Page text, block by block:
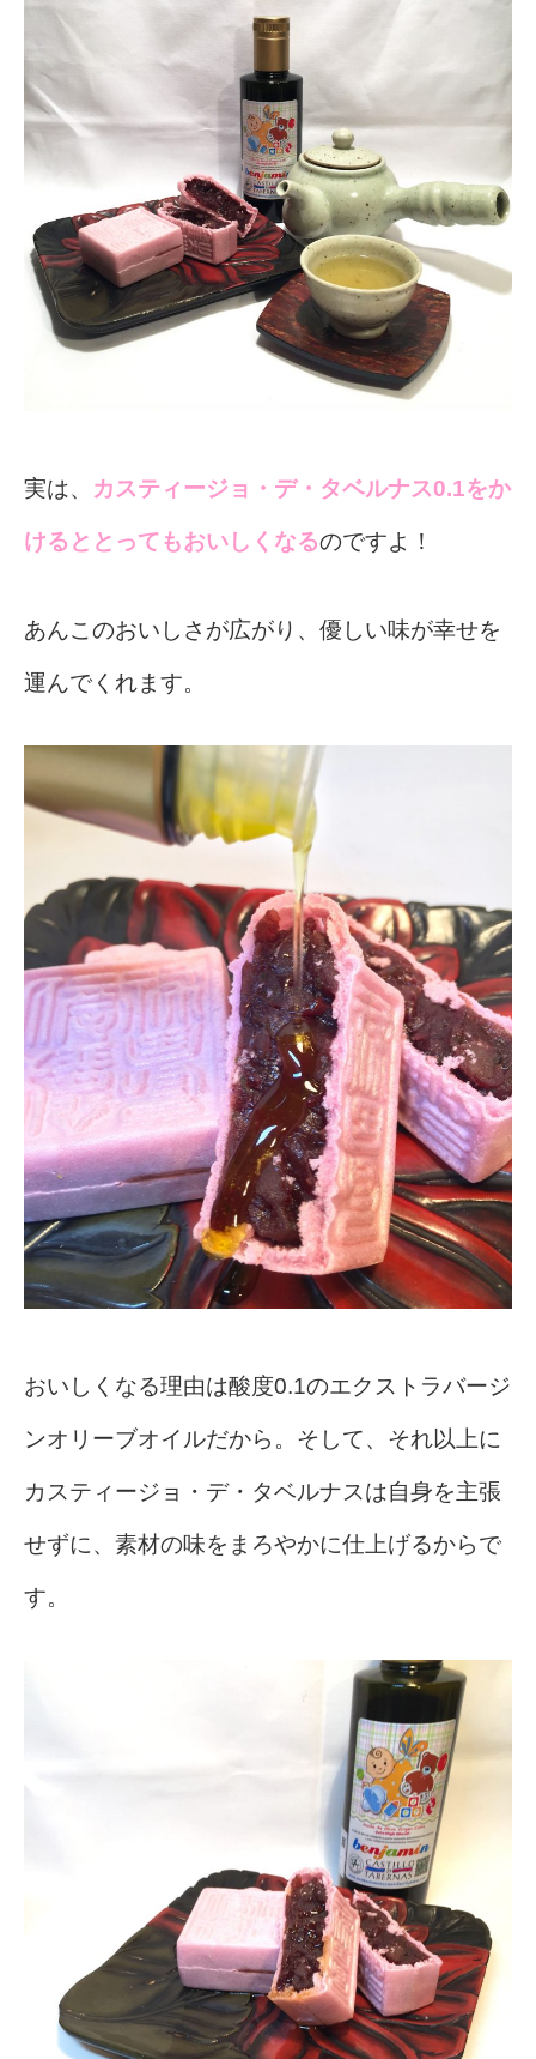
実は、 カスティージョ・デ・タベルナス0.1をか
けるととってもおいしくなるのですよ！
あんこのおいしさが広がり、優しい味が幸せを
運んでくれます。
おいしくなる理由は酸度0.1のエクストラバージ
ンオリーブオイルだから。そして、 それ以上に
カスティージョ・デ・タベルナスは自身を主張
せずに、素材の味をまろやかに仕上げるからで
す。